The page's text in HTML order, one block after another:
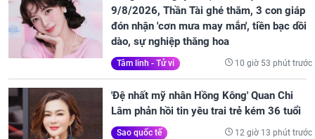
9/8/2026, Thần Tài ghé thăm, 3 con giáp
đón nhận 'cơn mưa may mắn', tiền bạc dồi
dào, sự nghiệp thăng hoa
Tâm linh - Tử vi 10 giờ 53 phút trước
'Đệ nhất mỹ nhân Hồng Kông' Quan Chi
Lâm phản hồi tin yêu trai trẻ kém 36 tuổi
Sao quốc tế 12 giờ 13 phút trước